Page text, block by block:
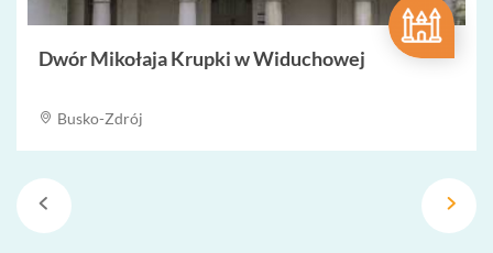
Dwór Mikołaja Krupki w Widuchowej
Busko-Zdrój